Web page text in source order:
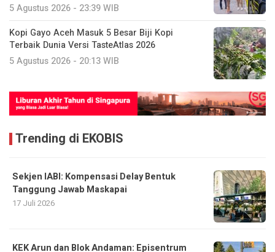
5 Agustus 2026 - 23:39 WIB
Kopi Gayo Aceh Masuk 5 Besar Biji Kopi
Terbaik Dunia Versi TasteAtlas 2026
5 Agustus 2026 - 20:13 WIB
Trending di EKOBIS
Sekjen IABI: Kompensasi Delay Bentuk
Tanggung Jawab Maskapai
17 Juli 2026
KEK Arun dan Blok Andaman: Episentrum